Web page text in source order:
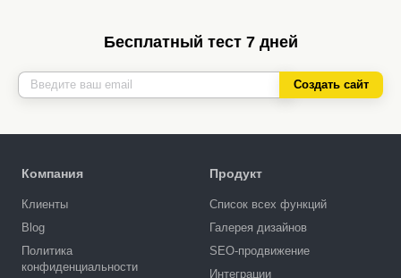
Бесплатный тест 7 дней
Создать сайт
Компания
Клиенты
Blog
Политика
конфиденциальности
Продукт
Список всех функций
Галерея дизайнов
SEO-продвижение
Интеграции